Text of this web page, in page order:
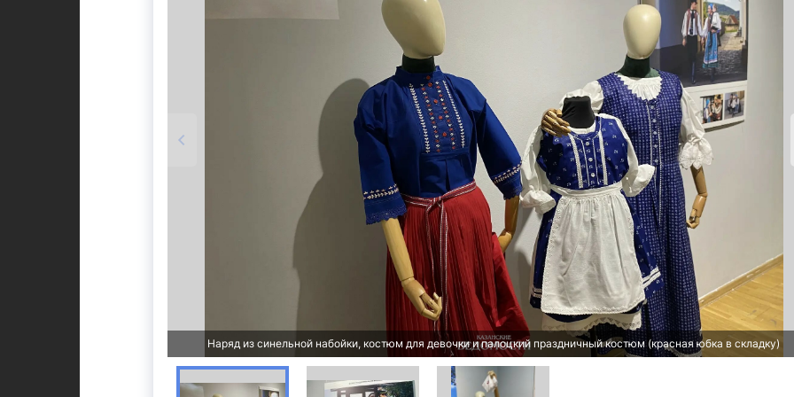
Наряд из синельной набойки, костюм для девочки и палоцкий праздничный костюм (красная юбка в складку)